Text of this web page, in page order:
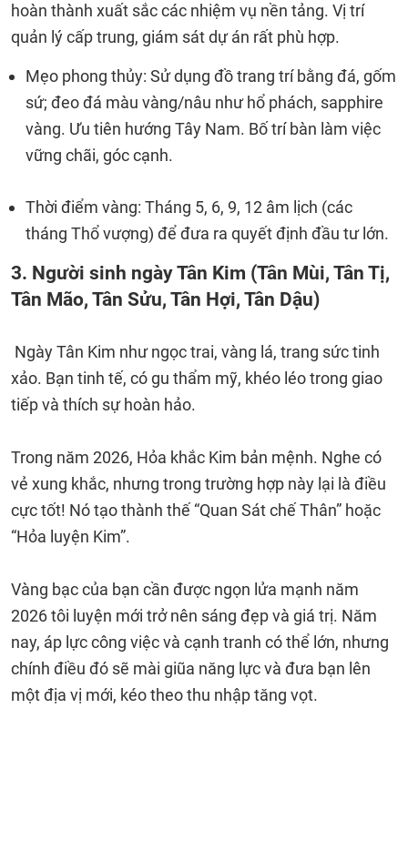
hoàn thành xuất sắc các nhiệm vụ nền tảng. Vị trí
quản lý cấp trung, giám sát dự án rất phù hợp.
Mẹo phong thủy: Sử dụng đồ trang trí bằng đá, gốm
sứ; đeo đá màu vàng/nâu như hổ phách, sapphire
vàng. Ưu tiên hướng Tây Nam. Bố trí bàn làm việc
vững chãi, góc cạnh.
Thời điểm vàng: Tháng 5, 6, 9, 12 âm lịch (các
tháng Thổ vượng) để đưa ra quyết định đầu tư lớn.
3. Người sinh ngày Tân Kim (Tân Mùi, Tân Tị,
Tân Mão, Tân Sửu, Tân Hợi, Tân Dậu)
Ngày Tân Kim như ngọc trai, vàng lá, trang sức tinh
xảo. Bạn tinh tế, có gu thẩm mỹ, khéo léo trong giao
tiếp và thích sự hoàn hảo.
Trong năm 2026, Hỏa khắc Kim bản mệnh. Nghe có
vẻ xung khắc, nhưng trong trường hợp này lại là điều
cực tốt! Nó tạo thành thế “Quan Sát chế Thân” hoặc
“Hỏa luyện Kim”.
Vàng bạc của bạn cần được ngọn lửa mạnh năm
2026 tôi luyện mới trở nên sáng đẹp và giá trị. Năm
nay, áp lực công việc và cạnh tranh có thể lớn, nhưng
chính điều đó sẽ mài giũa năng lực và đưa bạn lên
một địa vị mới, kéo theo thu nhập tăng vọt.